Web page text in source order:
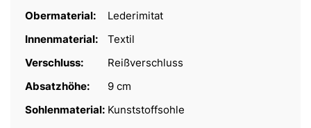
Obermaterial:
Lederimitat
Innenmaterial:
Textil
Verschluss:
Reißverschluss
Absatzhöhe:
9 cm
Sohlenmaterial: Kunststoffsohle